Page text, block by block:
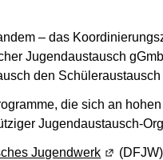
– das
Jugendaustausch
den
die sich an
Jugendaustausch-
Jugendwerk (Wird in
(DFJW)